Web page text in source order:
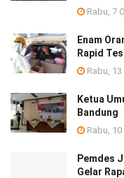
Rabu, 7
Enam
Rapid
Rabu,
Ketua
Bandung
Rabu,
Pemdes
Gelar